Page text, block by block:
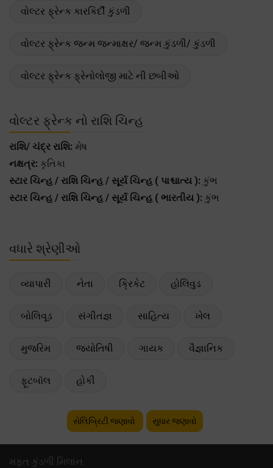
વોલ્ટર ફ્રેન્ક કારકિર્દી કુંડળી
વોલ્ટર ફ્રેન્ક જન્મ જન્માક્ષર/ જન્મ કુંડળી/ કુંડળી
વોલ્ટર ફ્રેન્ક ફ્રેનોલોજી માટે ની છબીઓ
વોલ્ટર ફ્રેન્ક નો રાશિ ચિન્હ
રાશિ/ ચંદ્ર રાશિ: મેષ
નક્ષત્ર: કૃતિકા
સ્ટાર ચિન્હ / રાશિ ચિન્હ / સૂર્ય ચિન્હ ( પાશ્ચાત્ય ): કુંભ
સ્ટાર ચિન્હ / રાશિ ચિન્હ / સૂર્ય ચિન્હ ( ભારતીય ): કુંભ
વધારે શ્રેણીઓ
વ્યાપારી નેતા ક્રિકેટ હોલિવુડ
બોલિવૂડ સંગીતજ્ઞ સાહિત્ય ખેલ
મુજરિમ જ્યોતિષી ગાયક વૈજ્ઞાનિક
ફૂટબૉલ હોકી
સેલિબ્રિટી જણાવો સુધાર જણાવો
મફ્ત કુંડળી મિલાન